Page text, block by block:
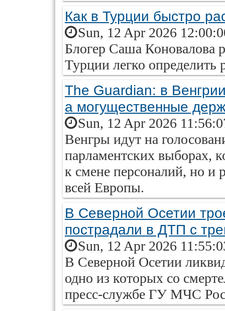
Как в Турции быстро
Sun, 12 Apr 2026
Блогер Саша Коновалова
Турции легко определить
The Guardian: в
а могущественные
Sun, 12 Apr 2026
Венгры идут на
парламентских выборах,
к смене персоналий, но и
всей Европы.
В Северной Осетии
пострадали в ДТП с
Sun, 12 Apr 2026
В Северной Осетии
одно из которых со
пресс-службе ГУ МЧС